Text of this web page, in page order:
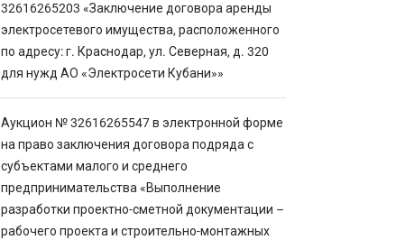
32616265203 «Заключение договора аренды
электросетевого имущества, расположенного
по адресу: г. Краснодар, ул. Северная, д. 320
для нужд АО «Электросети Кубани»»
Аукцион № 32616265547 в электронной форме
на право заключения договора подряда с
субъектами малого и среднего
предпринимательства «Выполнение
разработки проектно-сметной документации –
рабочего проекта и строительно-монтажных